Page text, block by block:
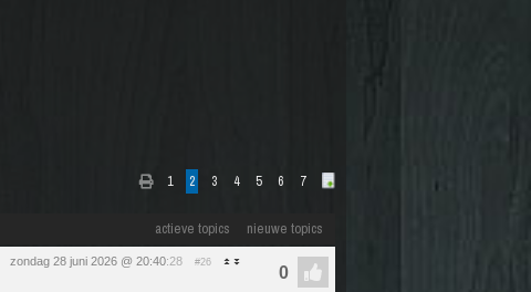
1 2 3 4 5 6 7
actieve topics nieuwe topics
zondag 28 juni 2026 @ 20:40:28 #26